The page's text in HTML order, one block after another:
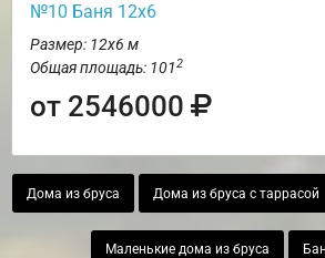
№10 Баня 12х6
Размер: 12х6 м
Общая площадь: 1012
от 2546000
Дома из бруса Дома из бруса с таррасой
Маленькие дома из бруса